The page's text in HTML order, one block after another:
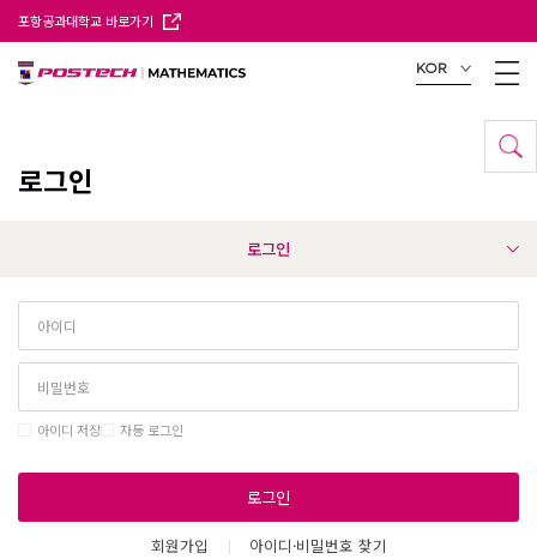
포항공과대학교 바로가기
KOR
로그인
로그인
아이디 저장 자동 로그인
로그인
회원가입 아이디·비밀번호 찾기